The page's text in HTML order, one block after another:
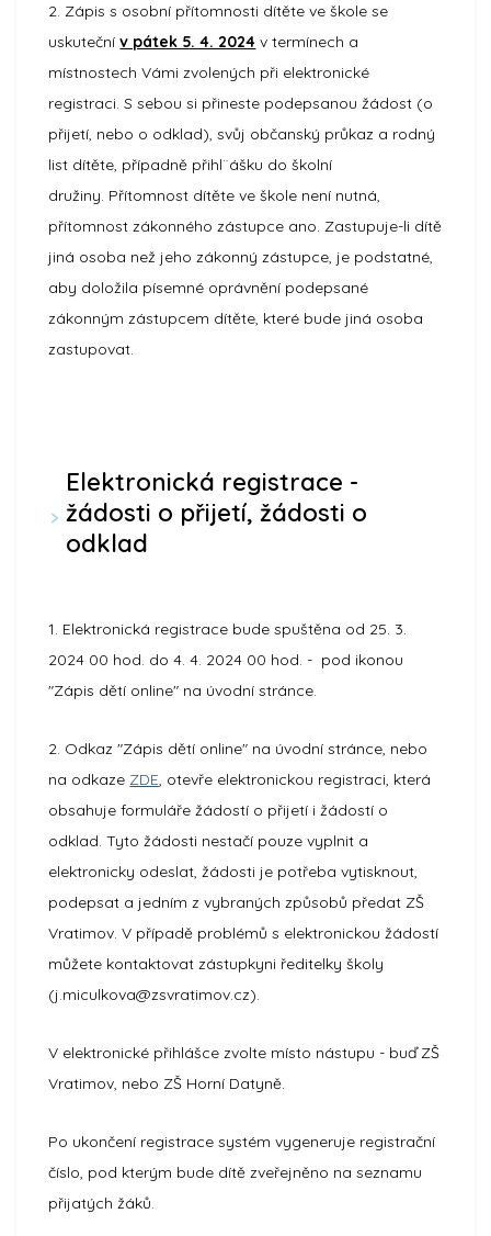
2. Zápis s osobní přítomnosti dítěte ve škole se
uskutečnív pátek 5. 4. 2024 v termínech a
místnostech Vámi zvolených při elektronické
registraci. S sebou si přineste podepsanou žádost (o
přijetí, nebo o odklad), svůj občanský průkaz a rodný
list dítěte, případně přihl¨ášku do školní
družiny. Přítomnost dítěte ve škole není nutná,
přítomnost zákonného zástupce ano. Zastupuje-li dítě
jiná osoba než jeho zákonný zástupce, je podstatné,
aby doložila písemné oprávnění podepsané
zákonným zástupcem dítěte, které bude jiná osoba
zastupovat.
Elektronická registrace -
žádosti o přijetí, žádosti o
odklad
1. Elektronická registrace bude spuštěna od 25. 3.
2024 00 hod. do 4. 4. 2024 00 hod. - pod ikonou
"Zápis dětí online" na úvodní stránce.
2. Odkaz "Zápis dětí online" na úvodní stránce, nebo
na odkaze ZDE, otevře elektronickou registraci, která
obsahuje formuláře žádostí o přijetí i žádostí o
odklad. Tyto žádosti nestačí pouze vyplnit a
elektronicky odeslat, žádosti je potřeba vytisknout,
podepsat a jedním z vybraných způsobů předat ZŠ
Vratimov. V případě problémů s elektronickou žádostí
můžete kontaktovat zástupkyni ředitelky školy
(j.miculkova@zsvratimov.cz).
V elektronické přihlášce zvolte místo nástupu - buď ZŠ
Vratimov, nebo ZŠ Horní Datyně.
Po ukončení registrace systém vygeneruje registrační
číslo, pod kterým bude dítě zveřejněno na seznamu
přijatých žáků.